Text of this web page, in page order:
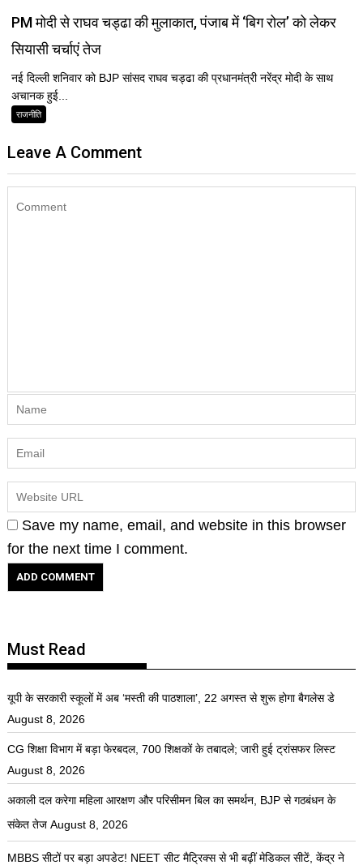
PM मोदी से राघव चड्ढा की मुलाकात, पंजाब में ‘बिग रोल’ को लेकर
सियासी चर्चाएं तेज
नई दिल्ली शनिवार को BJP सांसद राघव चड्ढा की प्रधानमंत्री नरेंद्र मोदी के साथ
अचानक हुई...
राजनीति
Leave A Comment
Save my name, email, and website in this browser
for the next time I comment.
Must Read
यूपी के सरकारी स्कूलों में अब ‘मस्ती की पाठशाला’, 22 अगस्त से शुरू होगा बैगलेस डे
August 8, 2026
CG शिक्षा विभाग में बड़ा फेरबदल, 700 शिक्षकों के तबादले; जारी हुई ट्रांसफर लिस्ट
August 8, 2026
अकाली दल करेगा महिला आरक्षण और परिसीमन बिल का समर्थन, BJP से गठबंधन के
संकेत तेज August 8, 2026
MBBS सीटों पर बड़ा अपडेट! NEET सीट मैट्रिक्स से भी बढ़ीं मेडिकल सीटें, केंद्र ने